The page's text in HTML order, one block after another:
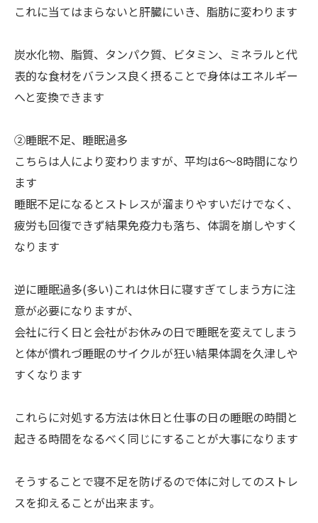
これに当てはまらないと肝臓にいき、脂肪に変わります
炭水化物、脂質、タンパク質、ビタミン、ミネラルと代
表的な食材をバランス良く摂ることで身体はエネルギー
へと変換できます
②睡眠不足、睡眠過多
こちらは人により変わりますが、平均は6～8時間になり
ます
睡眠不足になるとストレスが溜まりやすいだけでなく、
疲労も回復できず結果免疫力も落ち、体調を崩しやすく
なります
逆に睡眠過多(多い)これは休日に寝すぎてしまう方に注
意が必要になりますが、
会社に行く日と会社がお休みの日で睡眠を変えてしまう
と体が慣れづ睡眠のサイクルが狂い結果体調を久津しや
すくなります
これらに対処する方法は休日と仕事の日の睡眠の時間と
起きる時間をなるべく同じにすることが大事になります
そうすることで寝不足を防げるので体に対してのストレ
スを抑えることが出来ます。